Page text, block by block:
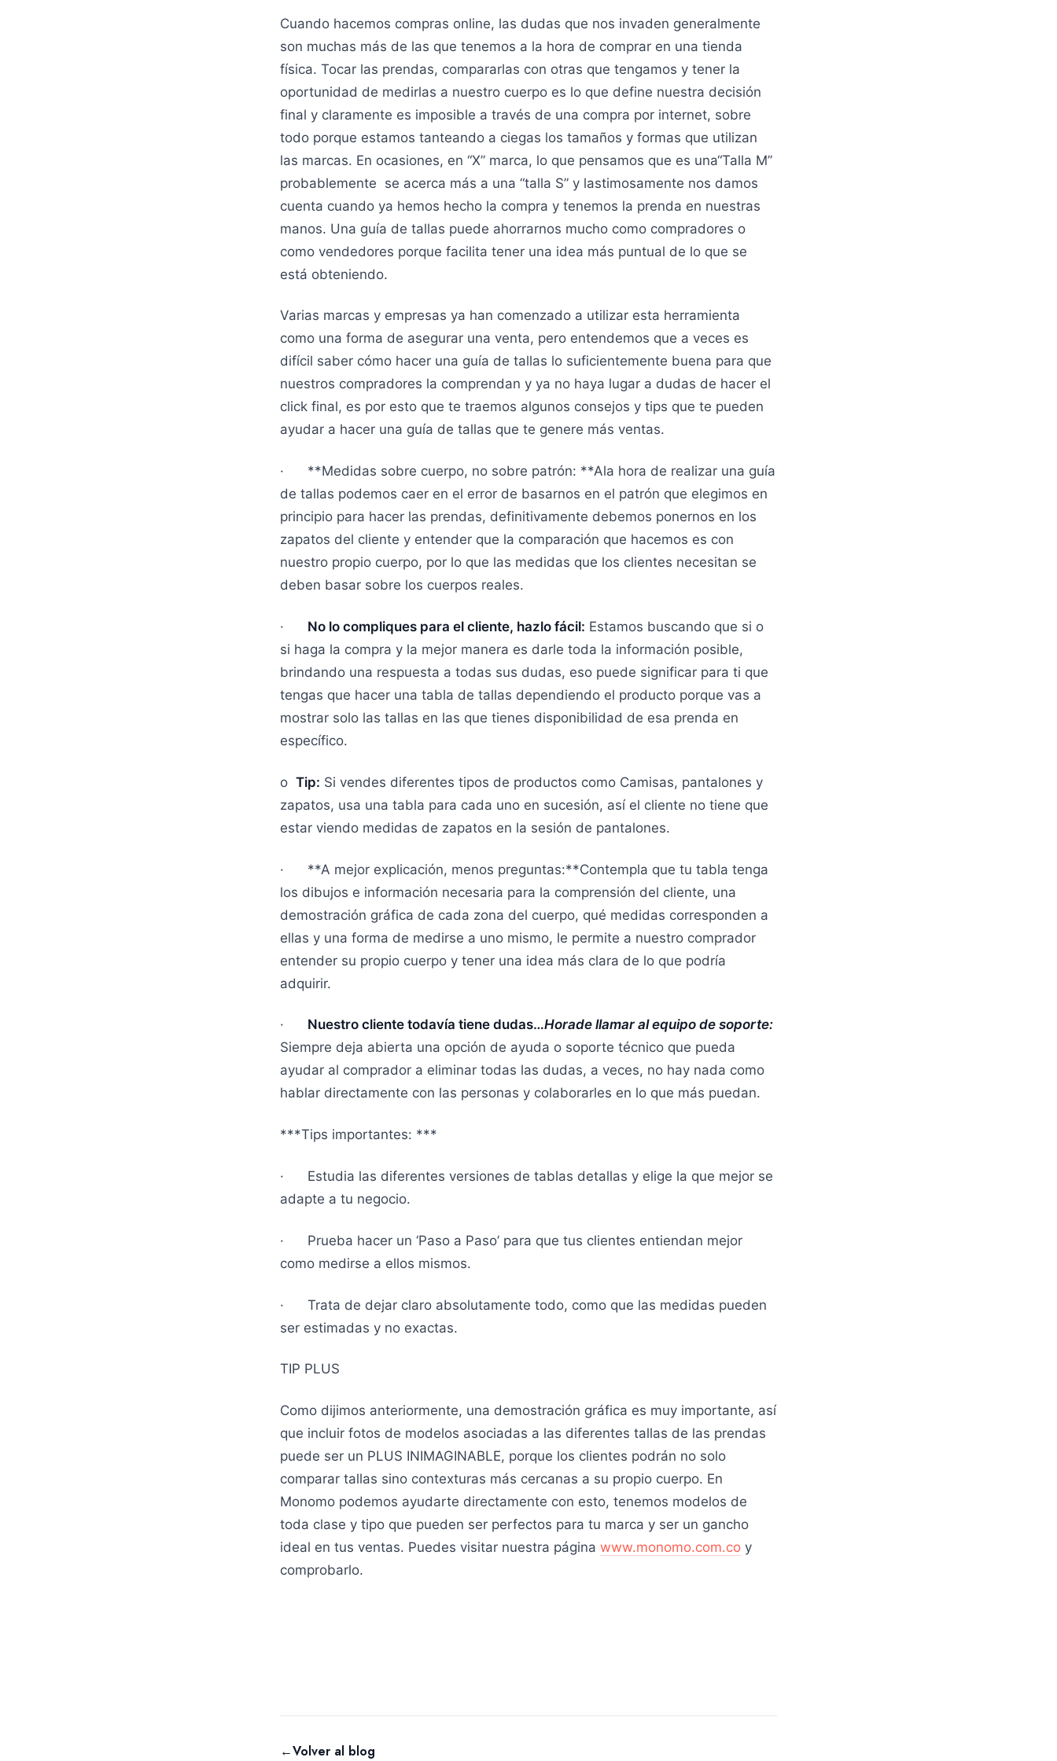
Cuando hacemos compras online, las dudas que nos invaden generalmente
son muchas más de las que tenemos a la hora de comprar en una tienda
física. Tocar las prendas, compararlas con otras que tengamos y tener la
oportunidad de medirlas a nuestro cuerpo es lo que define nuestra decisión
final y claramente es imposible a través de una compra por internet, sobre
todo porque estamos tanteando a ciegas los tamaños y formas que utilizan
las marcas. En ocasiones, en “X” marca, lo que pensamos que es una“Talla M”
probablemente se acerca más a una “talla S” y lastimosamente nos damos
cuenta cuando ya hemos hecho la compra y tenemos la prenda en nuestras
manos. Una guía de tallas puede ahorrarnos mucho como compradores o
como vendedores porque facilita tener una idea más puntual de lo que se
está obteniendo.
Varias marcas y empresas ya han comenzado a utilizar esta herramienta
como una forma de asegurar una venta, pero entendemos que a veces es
difícil saber cómo hacer una guía de tallas lo suficientemente buena para que
nuestros compradores la comprendan y ya no haya lugar a dudas de hacer el
click final, es por esto que te traemos algunos consejos y tips que te pueden
ayudar a hacer una guía de tallas que te genere más ventas.
· **Medidas sobre cuerpo, no sobre patrón: **Ala hora de realizar una guía
de tallas podemos caer en el error de basarnos en el patrón que elegimos en
principio para hacer las prendas, definitivamente debemos ponernos en los
zapatos del cliente y entender que la comparación que hacemos es con
nuestro propio cuerpo, por lo que las medidas que los clientes necesitan se
deben basar sobre los cuerpos reales.
· No lo compliques para el cliente, hazlo fácil: Estamos buscando que si o
si haga la compra y la mejor manera es darle toda la información posible,
brindando una respuesta a todas sus dudas, eso puede significar para ti que
tengas que hacer una tabla de tallas dependiendo el producto porque vas a
mostrar solo las tallas en las que tienes disponibilidad de esa prenda en
específico.
o Tip: Si vendes diferentes tipos de productos como Camisas, pantalones y
zapatos, usa una tabla para cada uno en sucesión, así el cliente no tiene que
estar viendo medidas de zapatos en la sesión de pantalones.
· **A mejor explicación, menos preguntas:**Contempla que tu tabla tenga
los dibujos e información necesaria para la comprensión del cliente, una
demostración gráfica de cada zona del cuerpo, qué medidas corresponden a
ellas y una forma de medirse a uno mismo, le permite a nuestro comprador
entender su propio cuerpo y tener una idea más clara de lo que podría
adquirir.
· Nuestro cliente todavía tiene dudas…Horade llamar al equipo de soporte:
Siempre deja abierta una opción de ayuda o soporte técnico que pueda
ayudar al comprador a eliminar todas las dudas, a veces, no hay nada como
hablar directamente con las personas y colaborarles en lo que más puedan.
***Tips importantes: ***
· Estudia las diferentes versiones de tablas detallas y elige la que mejor se
adapte a tu negocio.
· Prueba hacer un ‘Paso a Paso’ para que tus clientes entiendan mejor
como medirse a ellos mismos.
· Trata de dejar claro absolutamente todo, como que las medidas pueden
ser estimadas y no exactas.
TIP PLUS
Como dijimos anteriormente, una demostración gráfica es muy importante, así
que incluir fotos de modelos asociadas a las diferentes tallas de las prendas
puede ser un PLUS INIMAGINABLE, porque los clientes podrán no solo
comparar tallas sino contexturas más cercanas a su propio cuerpo. En
Monomo podemos ayudarte directamente con esto, tenemos modelos de
toda clase y tipo que pueden ser perfectos para tu marca y ser un gancho
ideal en tus ventas. Puedes visitar nuestra página www.monomo.com.co y
comprobarlo.
←Volver al blog